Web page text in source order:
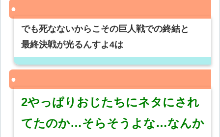
でも死なないからこその巨人戦での終結と
最終決戦が光るんすよ4は
2やっぱりおじたちにネタにされ
てたのか…そらそうよな…なんか